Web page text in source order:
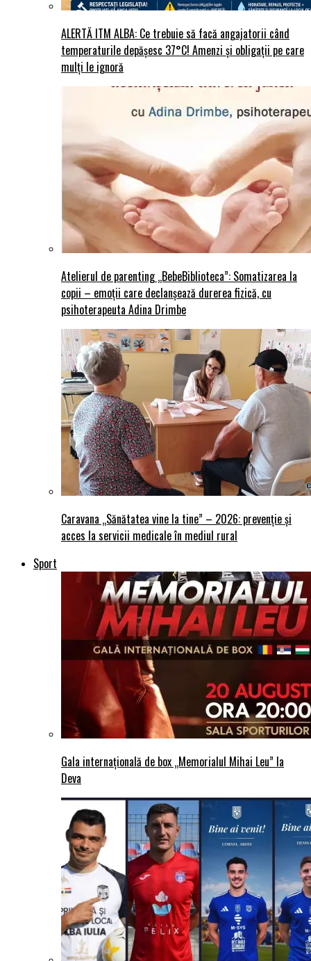
ALERTĂ ITM ALBA: Ce trebuie să facă angajatorii când
temperaturile depășesc 37°C! Amenzi și obligații pe care
mulți le ignoră
Atelierul de parenting „BebeBiblioteca”: Somatizarea la
copii – emoții care declanșează durerea fizică, cu
psihoterapeuta Adina Drimbe
Caravana „Sănătatea vine la tine” – 2026: prevenție și
acces la servicii medicale în mediul rural
Sport
Gala internațională de box „Memorialul Mihai Leu” la
Deva